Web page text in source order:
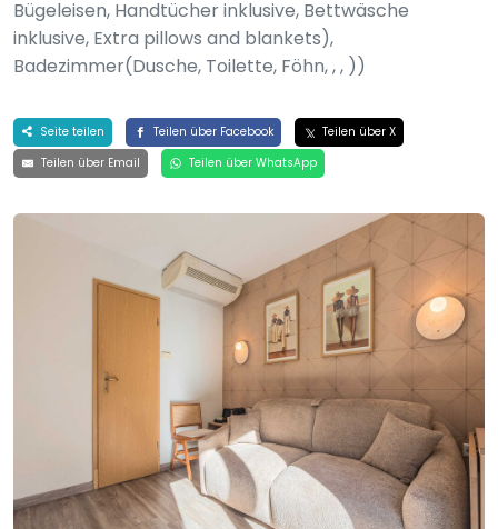
Bügeleisen, Handtücher inklusive, Bettwäsche
inklusive, Extra pillows and blankets),
Badezimmer(Dusche, Toilette, Föhn, , , ))
Seite teilen Teilen über Facebook
Teilen über X
Teilen über Email
Teilen über WhatsApp